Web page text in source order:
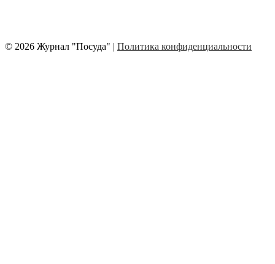
© 2026 Журнал "Посуда" | Политика конфиденциальности